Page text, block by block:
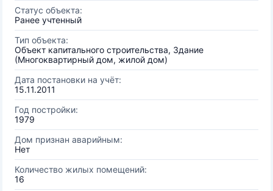
Статус объекта:
Ранее учтенный
Тип объекта:
Объект капитального строительства, Здание
(Многоквартирный дом, жилой дом)
Дата постановки на учёт:
15.11.2011
Год постройки:
1979
Дом признан аварийным:
Нет
Количество жилых помещений:
16